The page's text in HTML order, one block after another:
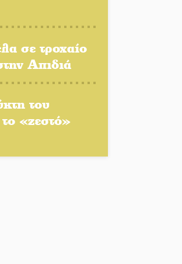
πολιτιστικό
δίνει «χρώμα»
στην
ξεσκέπασε η
μελωδίες κάτω
σε τροχαίο
Απιδιά
του
«ζεστό»